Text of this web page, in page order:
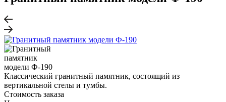
Классический гранитный памятник, состоящий из
вертикальной стелы и тумбы.
Стоимость заказа